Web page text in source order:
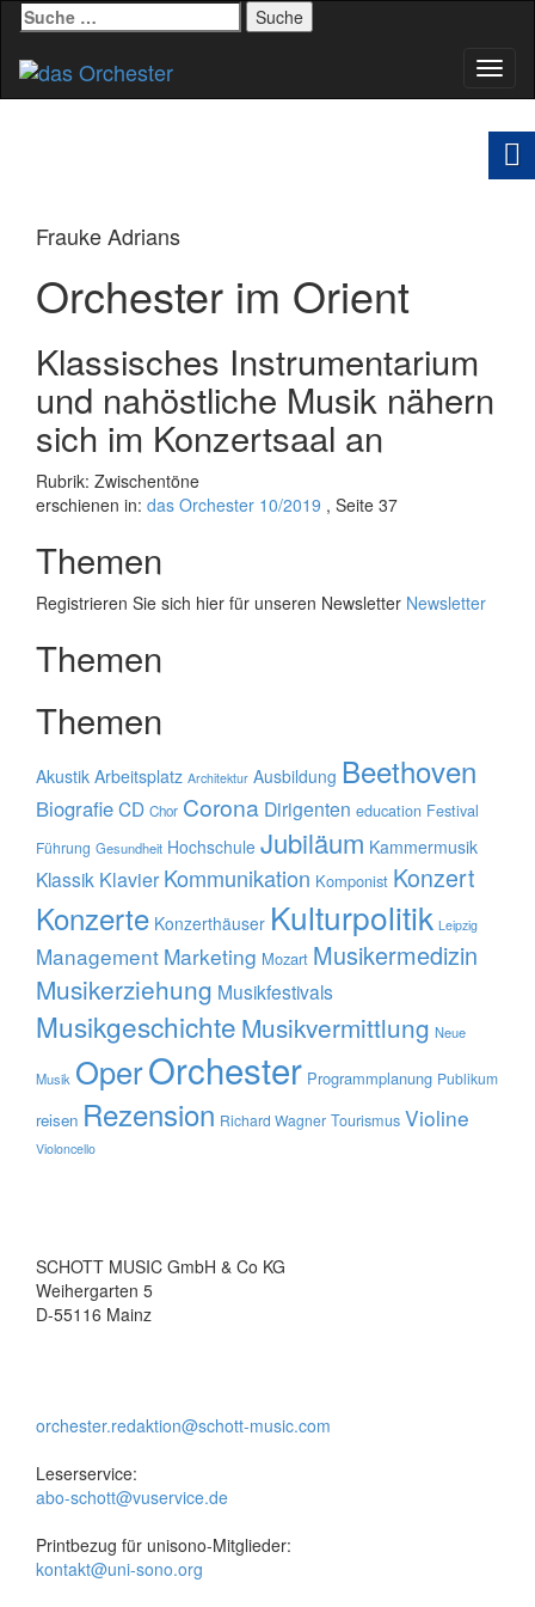
Suche
nach:
Frauke Adrians
Orchester im Orient
Klassisches Instrumentarium
und nahöstliche Musik nähern
sich im Konzertsaal an
Rubrik: Zwischentöne
erschienen in: das Orchester 10/2019 , Seite 37
Themen
Registrieren Sie sich hier für unseren Newsletter Newsletter
Themen
Themen
Akustik Arbeitsplatz Architektur Ausbildung Beethoven
BiografieCD Chor Corona Dirigenten education Festival
Führung Gesundheit Hochschule Jubiläum Kammermusik
Klassik Klavier Kommunikation Komponist Konzert
Konzerte Konzerthäuser Kulturpolitik Leipzig
Management Marketing Mozart Musikermedizin
Musikerziehung Musikfestivals
Musikgeschichte Musikvermittlung Neue
Musik OperOrchester Programmplanung Publikum
reisen Rezension Richard Wagner Tourismus Violine
Violoncello
SCHOTT MUSIC GmbH & Co KG
Weihergarten 5
D-55116 Mainz
orchester.redaktion@schott-music.com
Leserservice:
abo-schott@vuservice.de
Printbezug für unisono-Mitglieder:
kontakt@uni-sono.org